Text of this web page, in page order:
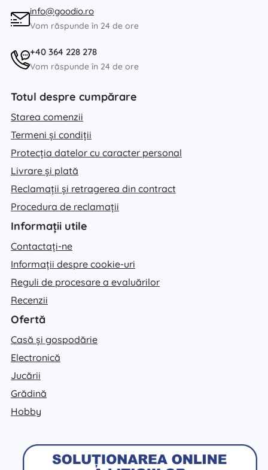
info@goodio.ro
Vom răspunde în 24 de ore
+40 364 228 278
Vom răspunde în 24 de ore
Totul despre cumpărare
Starea comenzii
Termeni și condiții
Protecția datelor cu caracter personal
Livrare și plată
Reclamații și retragerea din contract
Procedura de reclamații
Informații utile
Contactați-ne
Informații despre cookie-uri
Reguli de procesare a evaluărilor
Recenzii
Ofertă
Casă și gospodărie
Electronică
Jucării
Grădină
Hobby